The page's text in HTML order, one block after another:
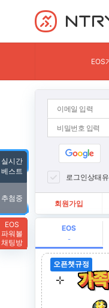
NTRY
EOS
로그인상태
회원가입
EOS
-
실시간
베스트
추첨중
EOS
파워볼
채팅방